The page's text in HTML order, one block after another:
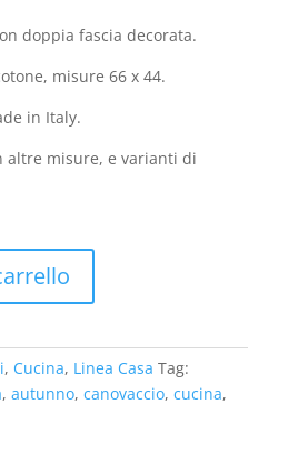
doppia fascia decorata.
misure 66 x 44.
in Italy.
altre misure, e varianti di
, Cucina, Linea Casa Tag:
, autunno, canovaccio, cucina,